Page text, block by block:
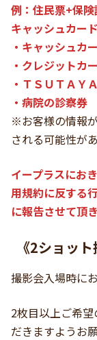
例：住民票+保
キャッシュカー
・キャッシュカ
・クレジットカ
・ＴＳＵＴＡＹ
・病院の診察券
※お客様の情報
される可能性が
イープラスにお
用規約に反する
に報告させて頂き
《2ショット
撮影会入場時に
2枚目以上ご希
だきますようお